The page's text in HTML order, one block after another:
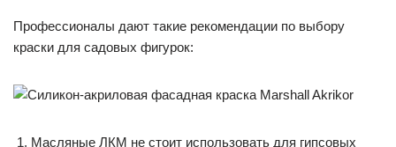
Профессионалы дают такие рекомендации по выбору
краски для садовых фигурок:
Масляные ЛКМ не стоит использовать для гипсовых